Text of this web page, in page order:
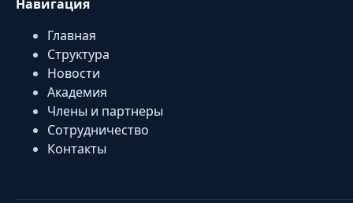
Навигация
Главная
Структура
Новости
Академия
Члены и партнеры
Сотрудничество
Контакты